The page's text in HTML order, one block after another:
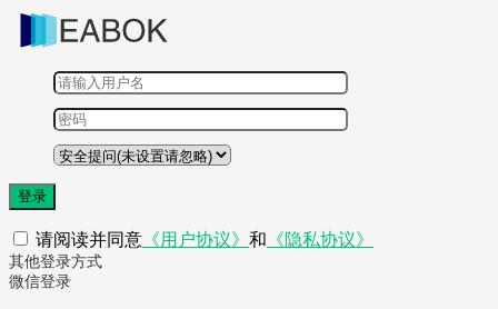
登录
请阅读并同意 《用户协议》 和 《隐私协议》
其他登录方式
微信登录